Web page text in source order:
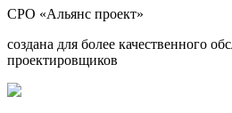
СРО «Альянс проект»
создана для более качественного
проектировщиков